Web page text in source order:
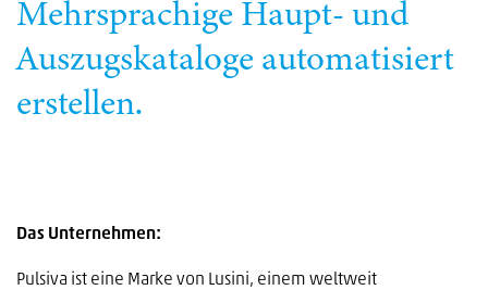
Mehrsprachige Haupt- und
Auszugskataloge automatisiert
erstellen.
Das Unternehmen:
Pulsiva ist eine Marke von Lusini, einem weltweit